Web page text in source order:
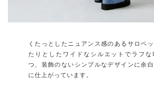
くたっとしたニュアンス感のあるサロペ
たりとしたワイドなシルエットでラフな
つ、装飾のないシンプルなデザインに余
に仕上がっています。